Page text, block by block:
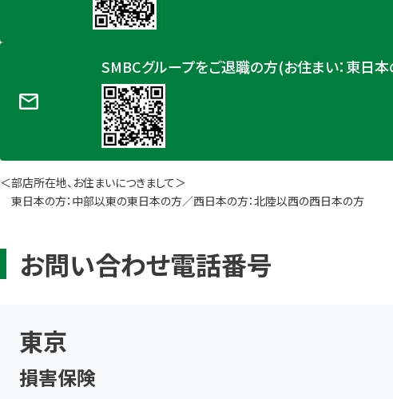
SMBCグループをご退職の方(お住まい：東日
＜部店所在地、お住まいにつきまして＞
東日本の方：中部以東の東日本の方／西日本の方：北陸以西の西日本の方
お問い合わせ電話番号
東京
損害保険